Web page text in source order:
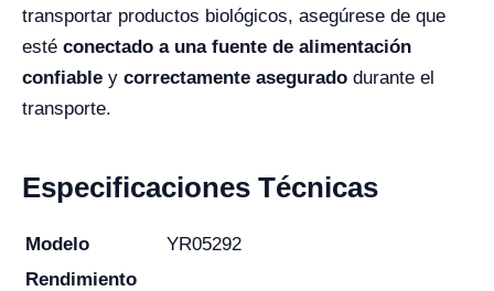
transportar productos biológicos, asegúrese de que
esté conectado a una fuente de alimentación
confiable y correctamente asegurado durante el
transporte.
Especificaciones Técnicas
Modelo
YR05292
Rendimiento